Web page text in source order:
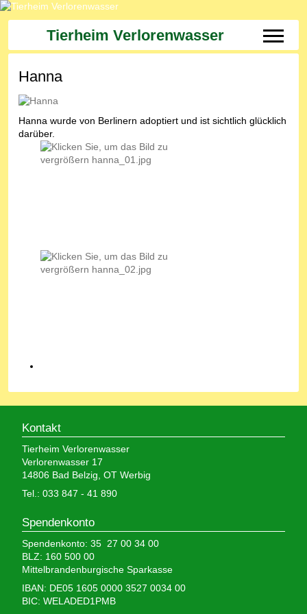
Tierheim Verlorenwasser Off-
Hanna
Hanna wurde von Berlinern adoptiert und ist sichtlich glücklich
darüber.
Kontakt
Tierheim Verlorenwasser
Verlorenwasser 17
14806 Bad Belzig, OT Werbig
Tel.: 033 847 - 41 890
Spendenkonto
Spendenkonto: 35 27 00 34 00
BLZ: 160 500 00
Mittelbrandenburgische Sparkasse
IBAN: DE05 1605 0000 3527 0034 00
BIC: WELADED1PMB